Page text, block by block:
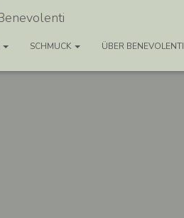
SCHMUCK ÜBER BENEVOLENTI